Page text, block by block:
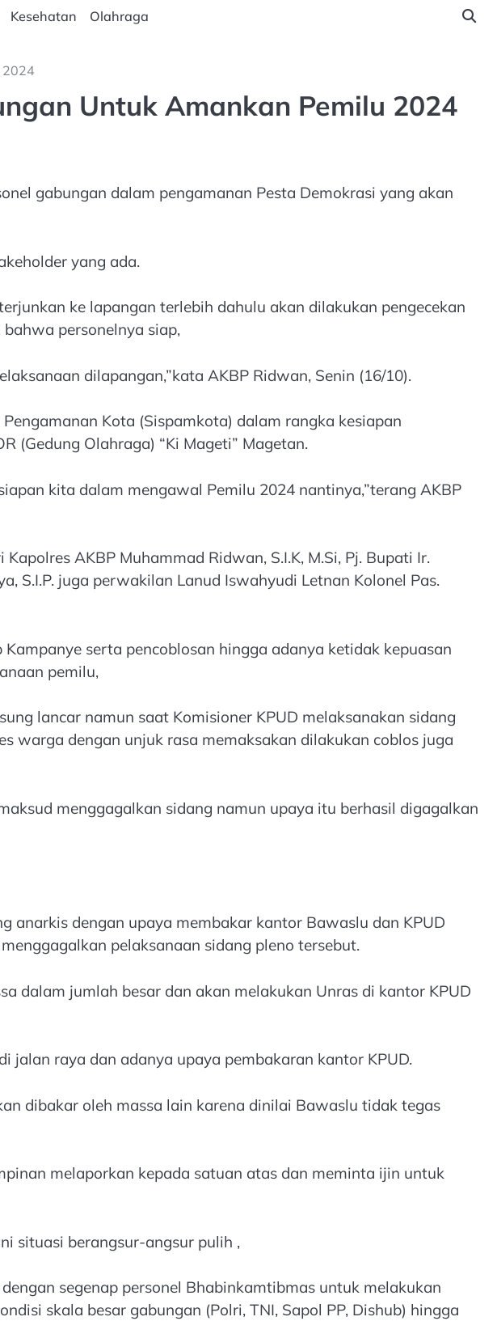
Kesehatan Olahraga
2024
Untuk Amankan Pemilu 2024
gabungan dalam pengamanan Pesta Demokrasi yang akan
yang ada.
ke lapangan terlebih dahulu akan dilakukan pengecekan
personelnya siap,
dilapangan,”kata AKBP Ridwan, Senin (16/10).
Kota (Sispamkota) dalam rangka kesiapan
(Gedung Olahraga) “Ki Mageti” Magetan.
kita dalam mengawal Pemilu 2024 nantinya,”terang AKBP
AKBP Muhammad Ridwan, S.I.K, M.Si, Pj. Bupati Ir.
S.I.P. juga perwakilan Lanud Iswahyudi Letnan Kolonel Pas.
serta pencoblosan hingga adanya ketidak kepuasan
pemilu,
lancar namun saat Komisioner KPUD melaksanakan sidang
warga dengan unjuk rasa memaksakan dilakukan coblos juga
menggagalkan sidang namun upaya itu berhasil digagalkan
anarkis dengan upaya membakar kantor Bawaslu dan KPUD
pelaksanaan sidang pleno tersebut.
dalam jumlah besar dan akan melakukan Unras di kantor KPUD
jalan raya dan adanya upaya pembakaran kantor KPUD.
dibakar oleh massa lain karena dinilai Bawaslu tidak tegas
melaporkan kepada satuan atas dan meminta ijin untuk
situasi berangsur-angsur pulih ,
segenap personel Bhabinkamtibmas untuk melakukan
skala besar gabungan (Polri, TNI, Sapol PP, Dishub) hingga